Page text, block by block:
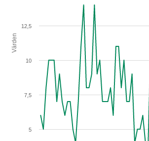
Värden
10
5
7,5
12,5